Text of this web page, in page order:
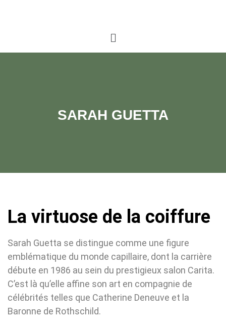
SARAH GUETTA
La virtuose de la coiffure
Sarah Guetta se distingue comme une figure
emblématique du monde capillaire, dont la carrière
débute en 1986 au sein du prestigieux salon Carita.
C’est là qu’elle affine son art en compagnie de
célébrités telles que Catherine Deneuve et la
Baronne de Rothschild.